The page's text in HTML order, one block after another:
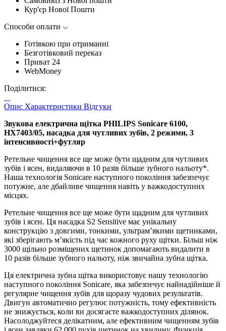
Кур'єр Нової Пошти
Способи оплати
Готівкою при отриманні
Безготівковий переказ
Приват 24
WebMoney
Поділитися:
Опис Характеристики Відгуки
Звукова електрична щітка PHILIPS Sonicare 6100,
HX7403/05, насадка для чутливих зубів, 2 режими, 3
інтенсивності+футляр
Ретельне чищення все ще може бути щадним для чутливих
зубів і ясен, видаляючи в 10 разів більше зубного нальоту*.
Наша технологія Sonicare наступного покоління забезпечує
потужне, але дбайливе чищення навіть у важкодоступних
місцях.
Ретельне чищення все ще може бути щадним для чутливих
зубів і ясен. Ця насадка S2 Sensitive має унікальну
конструкцію з довгими, тонкими, ультрам’якими щетинками,
які зберігають м’якість під час кожного руху щітки. Більш ніж
3000 щільно розміщених щетинок допомагають видалити в
10 разів більше зубного нальоту, ніж звичайна зубна щітка.
Ця електрична зубна щітка використовує нашу технологію
наступного покоління Sonicare, яка забезпечує найнадійніше й
регулярне чищення зубів для щоразу чудових результатів.
Двигун автоматично регулює потужність, тому ефективність
не знижується, коли ви досягаєте важкодоступних ділянок.
Насолоджуйтеся делікатним, але ефективним чищенням зубів